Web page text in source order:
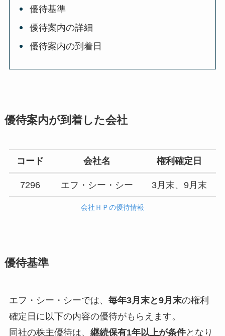
優待基準
優待案内の詳細
優待案内の到着日
優待案内が到着した会社
コード 会社名 権利確定日
7296 エフ・シー・シー 3月末、9月末
会社ＨＰの優待情報
優待基準
エフ・シー・シーでは、 毎年3月末と9月末の権利
確定日に以下の内容の優待がもらえます。
同社の株主優待は、 継続保有1年以上が条件となり